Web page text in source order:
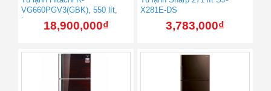
VG660PGV3(GBK), 550 lít,
Inverter18,900,000₫
X281E-DS
3,783,000₫